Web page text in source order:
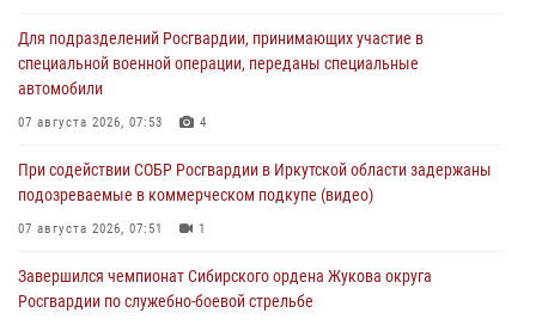
Для подразделений Росгвардии, принимающих участие в
специальной военной операции, переданы специальные
автомобили
07 августа 2026, 07:53 4
При содействии СОБР Росгвардии в Иркутской области задержаны
подозреваемые в коммерческом подкупе (видео)
07 августа 2026, 07:51 1
Завершился чемпионат Сибирского ордена Жукова округа
Росгвардии по служебно-боевой стрельбе